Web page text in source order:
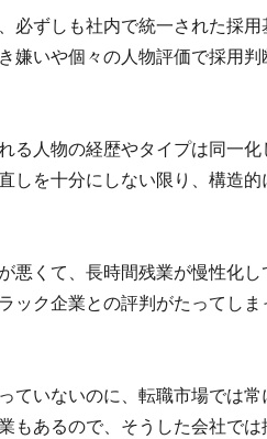
必ずしも社内で統一された採用
嫌いや個々の人物評価で採用判
る人物の経歴やタイプは同一
しを十分にしない限り、構造的
悪くて、長時間残業が慢性化
ック企業との評判がたってしま
ていないのに、転職市場では常
もあるので、そうした会社では